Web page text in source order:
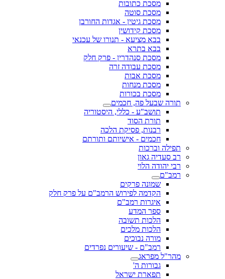
מסכת כתובות
מסכת סוטה
מסכת גיטין - אגדות החורבן
מסכת קידושין
בבא מציעא - תנורו של עכנאי
בבא בתרא
מסכת סנהדרין - פרק חלק
מסכת עבודה זרה
מסכת אבות
מסכת מנחות
מסכת בכורות
תורה שבעל פה, חכמים
תושב"ע - כללי, היסטוריה
תורת הסוד
רבנות, פסיקת הלכה
חכמים - אישיותם ותורתם
תפילה וברכות
רב סעדיה גאון
רבי יהודה הלוי
רמב"ם
שמונה פרקים
הקדמה לפירוש הרמב"ם על פרק חלק
איגרות רמב"ם
ספר המדע
הלכות תשובה
הלכות מלכים
מורה נבוכים
רמב"ם - שיעורים נפרדים
מהר"ל מפראג
גבורות ה'
תפארת ישראל